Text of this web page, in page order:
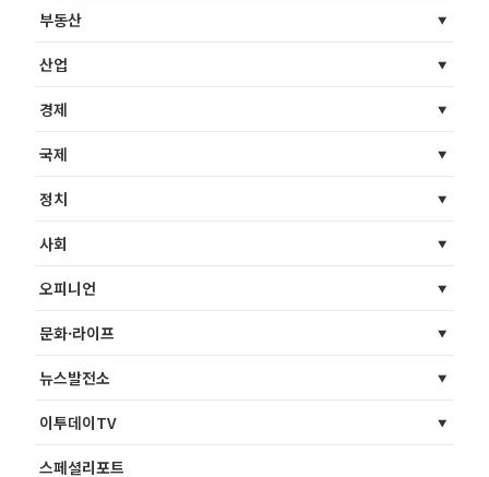
부동산
산업
경제
국제
정치
사회
오피니언
문화·라이프
뉴스발전소
이투데이TV
스페셜리포트